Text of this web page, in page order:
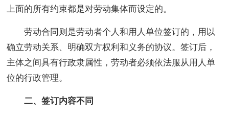
上面的所有约束都是对劳动集体而设定的。
劳动合同则是劳动者个人和用人单位签订的，用以
确立劳动关系、明确双方权利和义务的协议。签订后，
主体之间具有行政隶属性，劳动者必须依法服从用人单
位的行政管理。
二、签订内容不同